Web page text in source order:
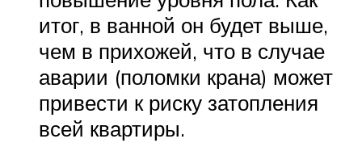
итог, в ванной он будет выше,
чем в прихожей, что в случае
аварии (поломки крана) может
привести к риску затопления
всей квартиры.